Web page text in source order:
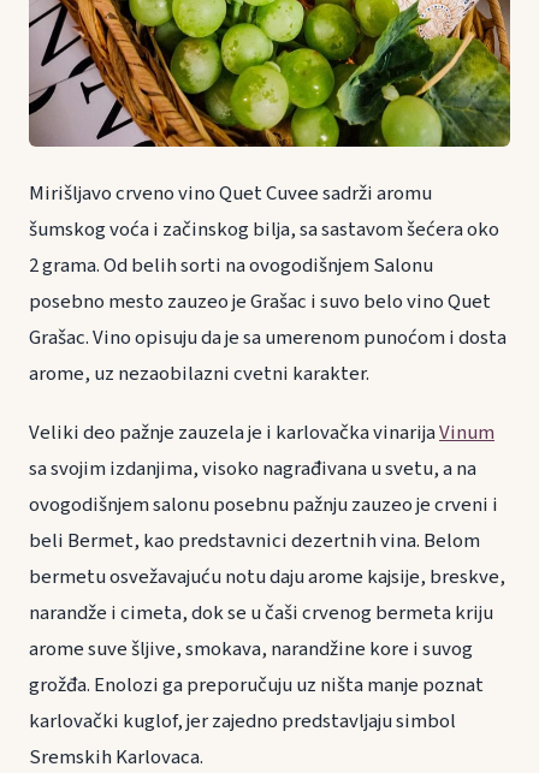
Mirišljavo crveno vino Quet Cuvee sadrži aromu
šumskog voća i začinskog bilja, sa sastavom šećera oko
2 grama. Od belih sorti na ovogodišnjem Salonu
posebno mesto zauzeo je Grašac i suvo belo vino Quet
Grašac. Vino opisuju da je sa umerenom punoćom i dosta
arome, uz nezaobilazni cvetni karakter.
Veliki deo pažnje zauzela je i karlovačka vinarijaVinum
sa svojim izdanjima, visoko nagrađivana u svetu, a na
ovogodišnjem salonu posebnu pažnju zauzeo je crveni i
beli Bermet, kao predstavnici dezertnih vina. Belom
bermetu osvežavajuću notu daju arome kajsije, breskve,
narandže i cimeta, dok se u čaši crvenog bermeta kriju
arome suve šljive, smokava, narandžine kore i suvog
grožđa. Enolozi ga preporučuju uz ništa manje poznat
karlovački kuglof, jer zajedno predstavljaju simbol
Sremskih Karlovaca.